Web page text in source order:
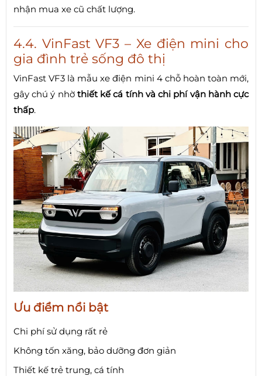
nhận mua xe cũ chất lượng.
4.4. VinFast VF3 – Xe điện mini cho
gia đình trẻ sống đô thị
VinFast VF3 là mẫu xe điện mini 4 chỗ hoàn toàn mới,
gây chú ý nhờ thiết kế cá tính và chi phí vận hành cực
thấp.
Ưu điểm nổi bật
Chi phí sử dụng rất rẻ
Không tốn xăng, bảo dưỡng đơn giản
Thiết kế trẻ trung, cá tính